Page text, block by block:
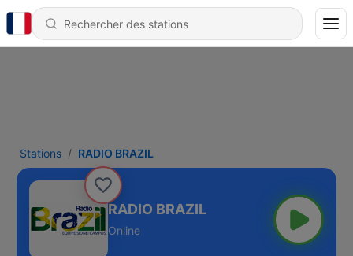
Stations RADIO BRAZIL
RADIO BRAZIL
Online